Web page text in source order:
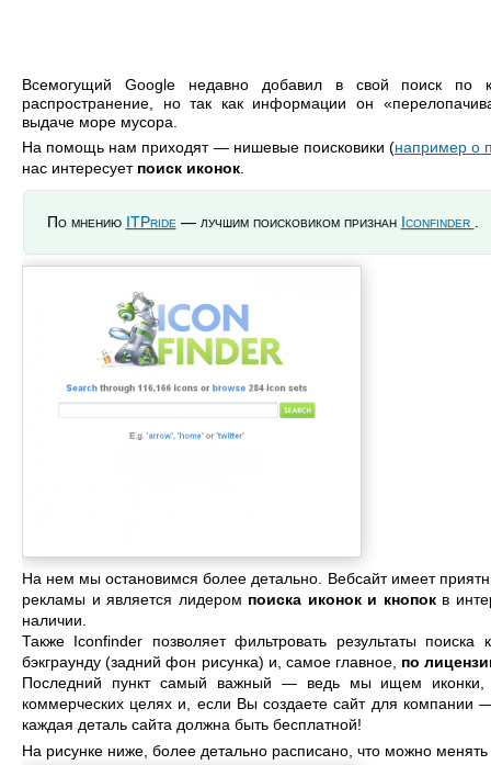
Всемогущий Google недавно добавил в свой поиск по
распространение, но так как информации он
выдаче море мусора.
На помощь нам приходят — нишевые поисковики (например о
нас интересует поиск иконок
По мнению ITPride — лучшим поисковиком признан Iconfinder
На нем мы остановимся более детально. Вебсайт имеет
рекламы и является лидером поиска иконок и кнопокв
наличии.
Также Iconfinder позволяет фильтровать результаты
бэкграунду (задний фон рисунка) и, самое главное, по
Последний пункт самый важный — ведь мы ищем иконки,
коммерческих целях и, если Вы создаете сайт для компании
каждая деталь сайта должна быть бесплатной!
На рисунке ниже, более детально расписано, что можно менять